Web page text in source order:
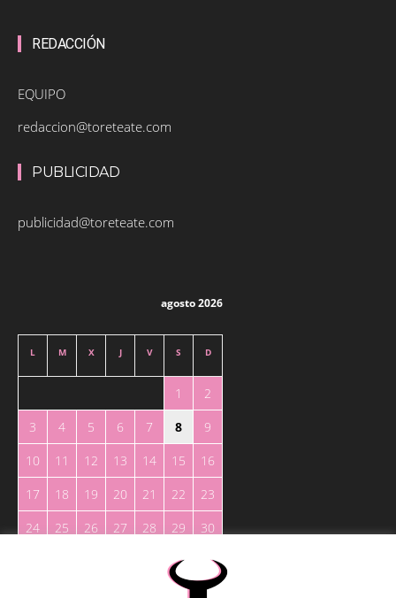
REDACCIÓN
EQUIPO
redaccion@toreteate.com
PUBLICIDAD
publicidad@toreteate.com
agosto 2026
L M X J V S D
1
2
3
4 5 6 7 8
9
10
11 12 13 14 15
16
17
18 19 20 21 22
23
24
25 26 27 28 29
30